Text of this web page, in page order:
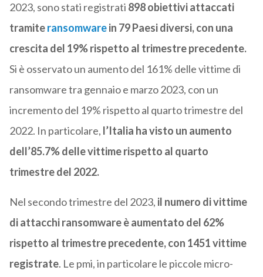
2023, sono stati registrati 898 obiettivi attaccati
tramiteransomwarein 79 Paesi diversi, con una
crescita del 19% rispetto al trimestre precedente.
Si è osservato un aumento del 161% delle vittime di
ransomware tra gennaio e marzo 2023, con un
incremento del 19% rispetto al quarto trimestre del
2022. In particolare, l’Italia ha visto un aumento
dell’85.7% delle vittime rispetto al quarto
trimestre del 2022.
Nel secondo trimestre del 2023, il numero di vittime
di attacchi ransomware è aumentato del 62%
rispetto al trimestre precedente, con 1451 vittime
registrate. Le pmi, in particolare le piccole micro-